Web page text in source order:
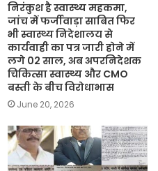
निरंकुश है स्वास्थ्य महकमा,
जांच में फर्जीवाड़ा साबित फिर
भी स्वास्थ्य निदेशालय से
कार्यवाही का पत्र जारी होने में
लगे 02 साल, अब अपरनिदेशक
चिकित्सा स्वास्थ्य और CMO
बस्ती के बीच विरोधाभास
June 20, 2026